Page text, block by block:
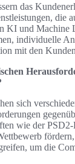
das
die
KI und Machine
individuelle
mit den
sich
wie der
um die